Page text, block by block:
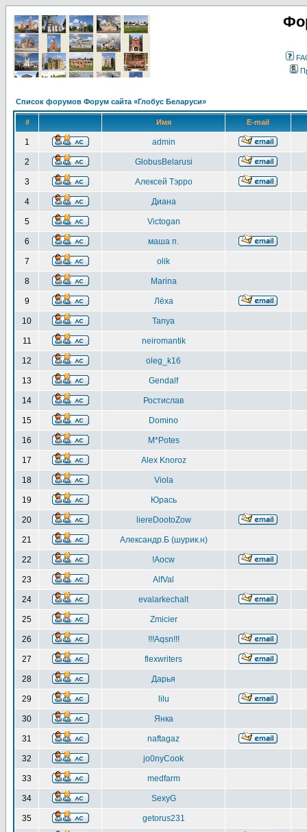
Список форумов Форум сайта «Глобус Беларуси»
# Имя E-mail
1 admin
2 GlobusBelarusi
3 Алексей Тэрро
4 Диана
5 Victogan
6 маша п.
7 olik
8 Marina
9 Лёха
10 Tanya
11 neiromantik
12 oleg_k16
13 Gendalf
14 Ростислав
15 Domino
16 M*Potes
17 Alex Knoroz
18 Viola
19 Юрась
20 liereDootoZow
21 Александр.Б (шурик.н)
22 !Aocw
23 AlfVal
24 evalarkechalt
25 Zmicier
26 !!!Aqsn!!!
27 flexwriters
28 Дарья
29 lilu
30 Янка
31 naftagaz
32 jo0nyCook
33 medfarm
34 SexyG
35 getorus231